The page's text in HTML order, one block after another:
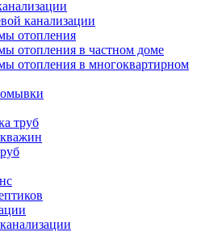
канализации
отопления
отопления в частном доме
отопления в многоквартирном
труб